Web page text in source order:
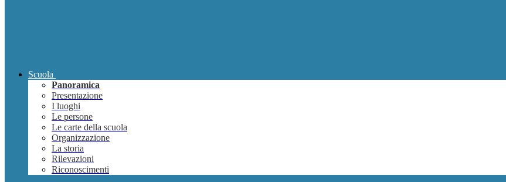
Scuola
Panoramica
Presentazione
I luoghi
Le persone
Le carte della scuola
Organizzazione
La storia
Rilevazioni
Riconoscimenti